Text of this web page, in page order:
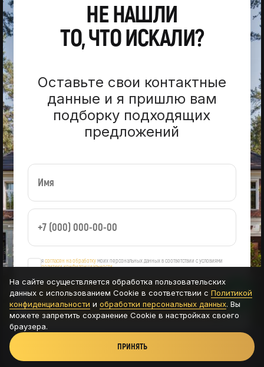
НЕ НАШЛИ
ТО, ЧТО ИСКАЛИ?
Оставьте свои контактные
данные и я пришлю вам
подборку подходящих
предложений
ясогласен на обработкумоих персональных данных в соответствии с условиями
политики конфиденциальности
ОСТАВИТЬ ЗАЯВКУ
На сайте осуществляется обработка пользовательских
данных с использованием Cookie в соответствии с Политикой
конфиденциальности и обработки персональных данных. Вы
можете запретить сохранение Cookie в настройках своего
браузера.
ПРИНЯТЬ